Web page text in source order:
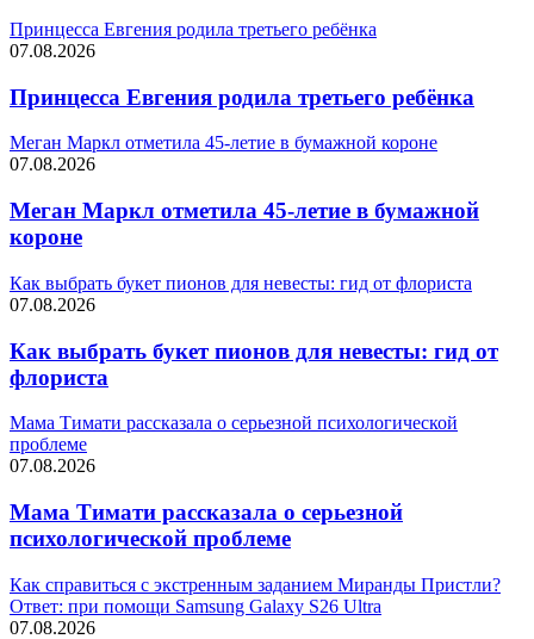
Принцесса Евгения родила третьего ребёнка
07.08.2026
Принцесса Евгения родила третьего ребёнка
Меган Маркл отметила 45-летие в бумажной короне
07.08.2026
Меган Маркл отметила 45-летие в бумажной
короне
Как выбрать букет пионов для невесты: гид от флориста
07.08.2026
Как выбрать букет пионов для невесты: гид от
флориста
Мама Тимати рассказала о серьезной психологической
проблеме
07.08.2026
Мама Тимати рассказала о серьезной
психологической проблеме
Как справиться с экстренным заданием Миранды Пристли?
Ответ: при помощи Samsung Galaxy S26 Ultra
07.08.2026